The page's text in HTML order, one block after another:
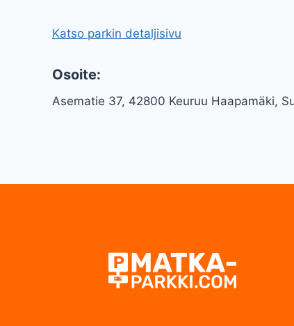
Katso parkin detaljisivu
Osoite:
Asematie 37, 42800 Keuruu Haapamäki,